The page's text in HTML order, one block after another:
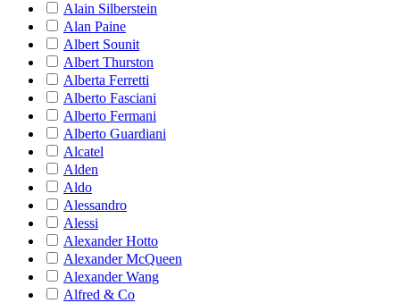
Alain Silberstein
Alan Paine
Albert Sounit
Albert Thurston
Alberta Ferretti
Alberto Fasciani
Alberto Fermani
Alberto Guardiani
Alcatel
Alden
Aldo
Alessandro
Alessi
Alexander Hotto
Alexander McQueen
Alexander Wang
Alfred & Co